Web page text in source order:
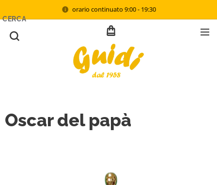
orario continuato 9:00 - 19:30
CERCA
Oscar del papà